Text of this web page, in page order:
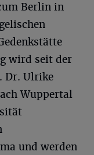
Berlin in
wird seit der
Dr. Ulrike
Wuppertal
und werden